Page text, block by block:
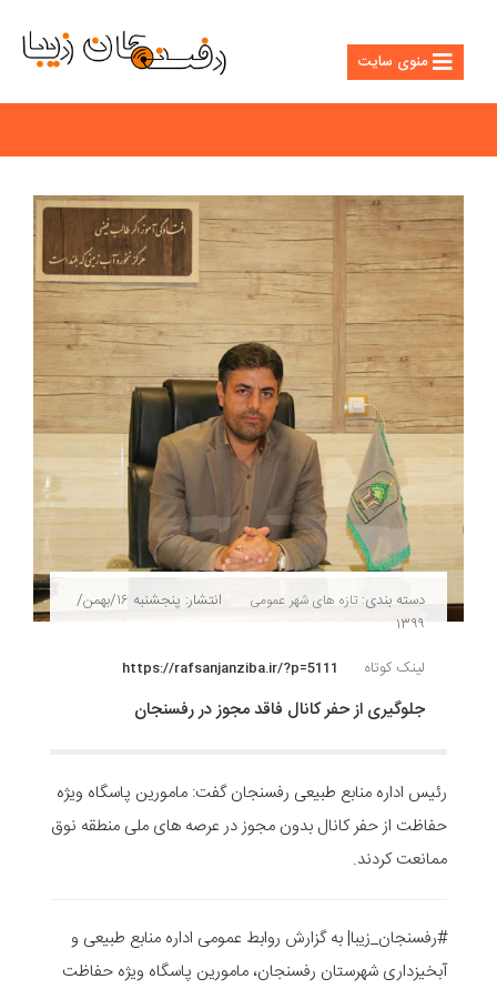
منوی سایت
دسته بندی: تازه های شهر عمومی
انتشار: پنجشنبه ۱۶/بهمن/
۱۳۹۹
لینک کوتاه
https://rafsanjanziba.ir/?p=5111
جلوگیری از حفر کانال فاقد مجوز در رفسنجان
رئیس اداره منابع طبیعی رفسنجان گفت: مامورین پاسگاه ویژه
حفاظت از حفر کانال بدون مجوز در عرصه های ملی منطقه نوق
ممانعت کردند.
#رفسنجان_زیبا| به گزارش روابط عمومی اداره منابع طبیعی و
آبخیزداری شهرستان رفسنجان، مامورین پاسگاه ویژه حفاظت